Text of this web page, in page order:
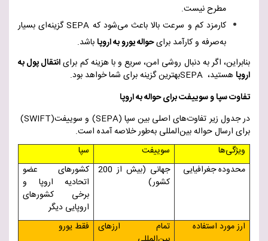
مطرح نیست.
کارمزد کم و سرعت بالا باعث می‌شود که SEPAگزینه‌ای بسیار
به‌صرفه و کارآمد برایحواله یورو به اروپاباشد.
بنابراین، اگر به دنبال روشی امن، سریع و با هزینه کم برایانتقال پول به
اروپاهستید، SEPAبهترین گزینه برای شما خواهد بود.
تفاوت سپا و سوییفت برای حواله به اروپا
در جدول زیر تفاوت‌های اصلی بین سپا (SEPA) و سوییفت(SWIFT)
برای ارسال حواله بین‌المللی به‌طور خلاصه آمده است.
ویژگی‌ها
سوییفت
سپا
محدوده جغرافیایی
جهانی (بیش از 200
کشور)
کشورهای عضو
اتحادیه اروپا و
برخی کشورهای
اروپایی دیگر
ارز مورد استفاده
تمام ارزهای
فقط یورو